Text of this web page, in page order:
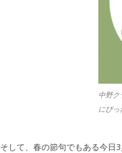
中野ク
にぴっ
そして、春の節句でもある今日